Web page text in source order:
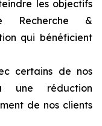
les objectifs
Recherche &
qui bénéficient
certains de nos
une réduction
de nos clients